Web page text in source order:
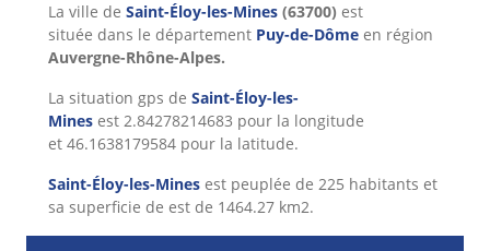
La ville de Saint-Éloy-les-Mines (63700) est
située dans le département Puy-de-Dôme en région
Auvergne-Rhône-Alpes.
La situation gps de Saint-Éloy-les-
Mines est 2.84278214683 pour la longitude
et 46.1638179584 pour la latitude.
Saint-Éloy-les-Mines est peuplée de 225 habitants et
sa superficie de est de 1464.27 km2.